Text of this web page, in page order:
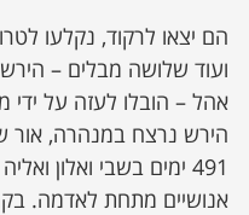
הם יצאו לרקוד, נקלעו
ועוד שלושה מבלים – הירש
הירש נרצח במנהרה, אור
491 ימים בשבי ואלון
אנושיים מתחת לאדמה.